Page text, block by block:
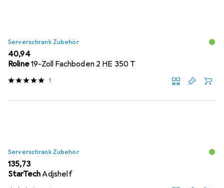
Serverschrank Zubehör
EUR
40,94
Roline19-Zoll Fachboden 2 HE 350 T
1
Serverschrank Zubehör
EUR
135,73
StarTechAdjshelf